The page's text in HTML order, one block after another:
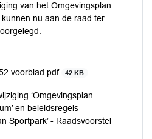
van het Omgevingsplan
nu aan de raad ter
voorblad.pdf
42 KB
‘Omgevingsplan
en beleidsregels
Sportpark’ - Raadsvoorstel